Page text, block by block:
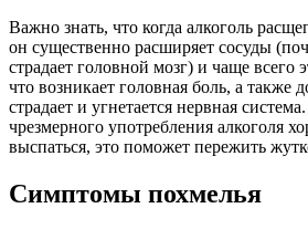
Важно знать, что когда алкоголь
он существенно расширяет сосуды
страдает головной мозг) и чаще всего
что возникает головная боль, а также
страдает и угнетается нервная
чрезмерного употребления алкоголя
выспаться, это поможет пережить
Симптомы похмелья